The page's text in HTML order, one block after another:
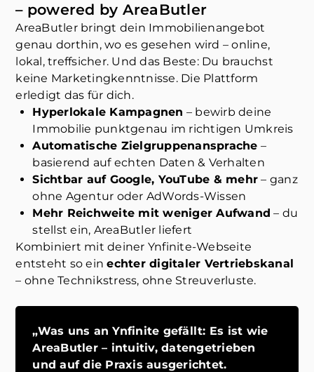
– powered by AreaButler
AreaButler bringt dein Immobilienangebot
genau dorthin, wo es gesehen wird – online,
lokal, treffsicher. Und das Beste: Du brauchst
keine Marketingkenntnisse. Die Plattform
erledigt das für dich.
Hyperlokale Kampagnen – bewirb deine
Immobilie punktgenau im richtigen Umkreis
Automatische Zielgruppenansprache –
basierend auf echten Daten & Verhalten
Sichtbar auf Google, YouTube & mehr – ganz
ohne Agentur oder AdWords-Wissen
Mehr Reichweite mit weniger Aufwand – du
stellst ein, AreaButler liefert
Kombiniert mit deiner Ynfinite-Webseite
entsteht so einechter digitaler Vertriebskanal
– ohne Technikstress, ohne Streuverluste.
„Was uns an Ynfinite gefällt: Es ist wie
AreaButler – intuitiv, datengetrieben
und auf die Praxis ausgerichtet.